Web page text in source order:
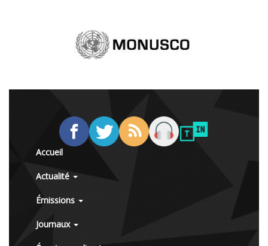
Accueil
Actualité
Émissions
Journaux